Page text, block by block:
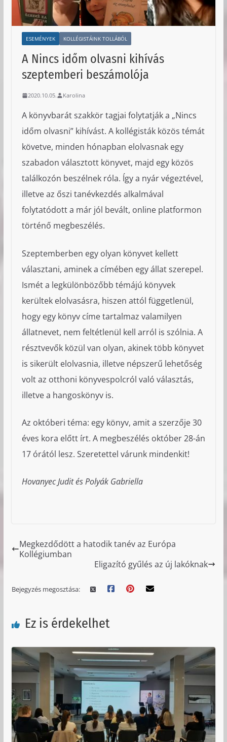
ESEMÉNYEK KOLLÉGISTÁINK TOLLÁBÓL
A Nincs időm olvasni kihívás
szeptemberi beszámolója
2020.10.05. Karolina
A könyvbarát szakkör tagjai folytatják a „Nincs
időm olvasni” kihívást. A kollégisták közös témát
követve, minden hónapban elolvasnak egy
szabadon választott könyvet, majd egy közös
találkozón beszélnek róla. Így a nyár végeztével,
illetve az őszi tanévkezdés alkalmával
folytatódott a már jól bevált, online platformon
történő megbeszélés.
Szeptemberben egy olyan könyvet kellett
választani, aminek a címében egy állat szerepel.
Ismét a legkülönbözőbb témájú könyvek
kerültek elolvasásra, hiszen attól függetlenül,
hogy egy könyv címe tartalmaz valamilyen
állatnevet, nem feltétlenül kell arról is szólnia. A
résztvevők közül van olyan, akinek több könyvet
is sikerült elolvasnia, illetve népszerű lehetőség
volt az otthoni könyvespolcról való választás,
illetve a hangoskönyv is.
Az októberi téma: egy könyv, amit a szerzője 30
éves kora előtt írt. A megbeszélés október 28-án
17 órától lesz. Szeretettel várunk mindenkit!
Hovanyec Judit és Polyák Gabriella
Megkezdődött a hatodik tanév az Európa
Kollégiumban
Eligazító gyűlés az új lakóknak
Bejegyzés megosztása:
Ez is érdekelhet